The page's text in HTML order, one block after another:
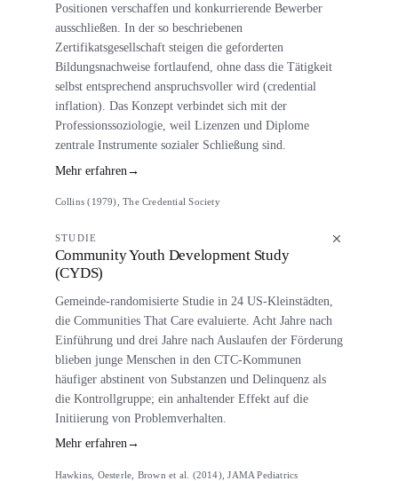
Positionen verschaffen und konkurrierende Bewerber
ausschließen. In der so beschriebenen
Zertifikatsgesellschaft steigen die geforderten
Bildungsnachweise fortlaufend, ohne dass die Tätigkeit
selbst entsprechend anspruchsvoller wird (credential
inflation). Das Konzept verbindet sich mit der
Professionssoziologie, weil Lizenzen und Diplome
zentrale Instrumente sozialer Schließung sind.
Mehr erfahren →
Collins (1979), The Credential Society
STUDIE
Community Youth Development Study
(CYDS)
Gemeinde-randomisierte Studie in 24 US-Kleinstädten,
die Communities That Care evaluierte. Acht Jahre nach
Einführung und drei Jahre nach Auslaufen der Förderung
blieben junge Menschen in den CTC-Kommunen
häufiger abstinent von Substanzen und Delinquenz als
die Kontrollgruppe; ein anhaltender Effekt auf die
Initiierung von Problemverhalten.
Mehr erfahren→
Hawkins, Oesterle, Brown et al. (2014), JAMA Pediatrics